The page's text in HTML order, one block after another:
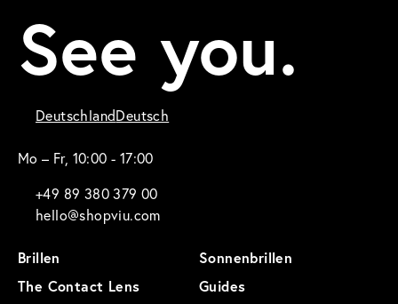
See you.
DeutschlandDeutsch
Mo – Fr, 10:00 - 17:00
+49 89 380 379 00
hello@shopviu.com
Brillen
Sonnenbrillen
The Contact Lens
Guides